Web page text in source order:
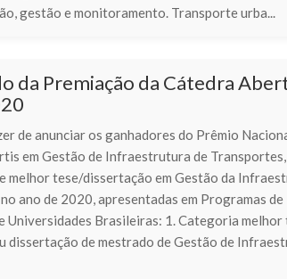
gestão e monitoramento. Transporte urba...
da Premiação da Cátedra
de anunciar os ganhadores do Prêmio
em Gestão de Infraestrutura de Transportes,
melhor tese/dissertação em Gestão da
ano de 2020, apresentadas em Programas de
Universidades Brasileiras: 1. Categoria melhor
dissertação de mestrado de Gestão de